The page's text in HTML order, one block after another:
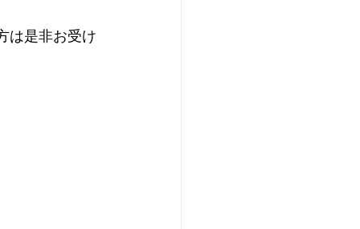
は是非お受け